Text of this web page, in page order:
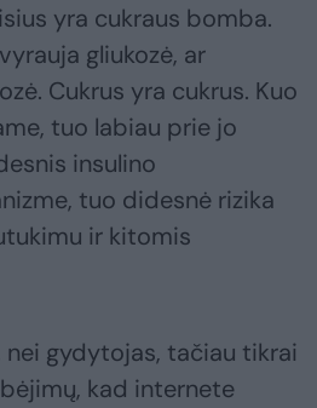
yra cukraus bomba.
gliukozė, ar
Cukrus yra cukrus. Kuo
tuo labiau prie jo
insulino
tuo didesnė rizika
ir kitomis
nei gydytojas, tačiau tikrai
kad internete